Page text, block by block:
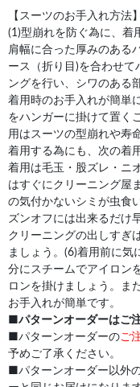
【スーツのお手入れ方法】
(1)型崩れを防ぐ為に、着
肩幅に合った厚みのある
ース（折り目)を合わせて
ングを行い、シワのある
着用時のお手入れが簡単
をハンガーに掛けて置く
用はスーツの型崩れや寿
着用する為にも、次の着
着用は毛玉・股ズレ・ニ
はすぐにクリーニング屋
の気付かないシミが虫食
ズンオフには出来るだけ
クリーニングの出しすぎ
ましょう。(6)着用前に
分にスチームでアイロン
ロンを掛けましょう。ま
お手入れが簡単です。
パターンオーダーはご
■パターンオーダーのご
予めご了承ください。
■パターンオーダー以外